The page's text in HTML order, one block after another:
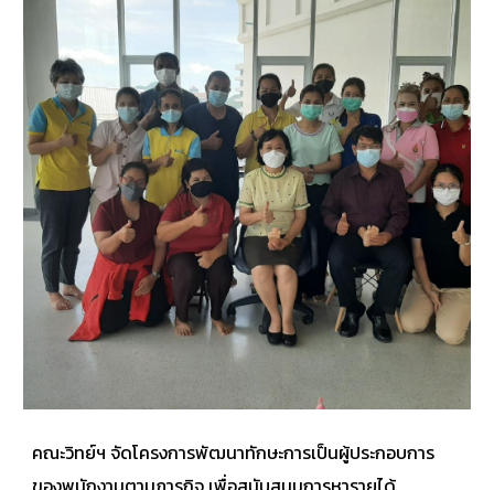
คณะวิทย์ฯ จัดโครงการพัฒนาทักษะการเป็นผู้ประกอบการ